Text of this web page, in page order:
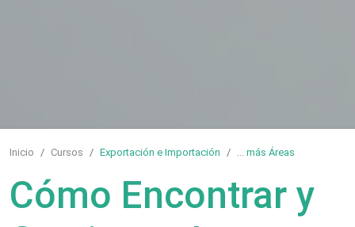
Inicio Cursos Exportación e Importación más Áreas
Cómo Encontrar y